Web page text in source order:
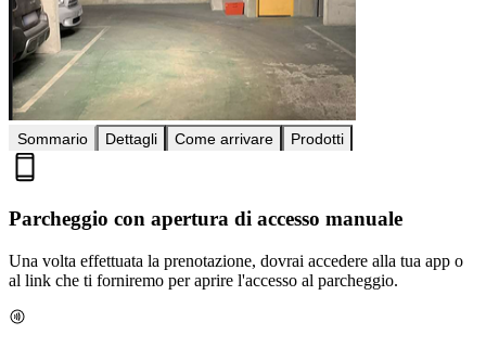
Sommario Dettagli Come arrivare Prodotti
Parcheggio con apertura di accesso manuale
Una volta effettuata la prenotazione, dovrai accedere alla tua app o
al link che ti forniremo per aprire l'accesso al parcheggio.